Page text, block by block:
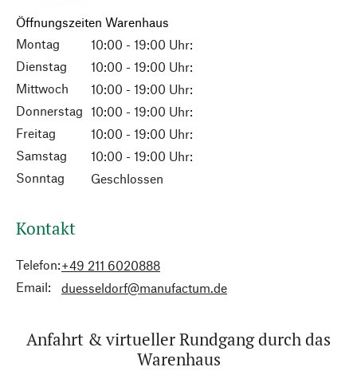
Öffnungszeiten Warenhaus
Montag
10:00 - 19:00 Uhr:
Dienstag
10:00 - 19:00 Uhr:
Mittwoch
10:00 - 19:00 Uhr:
Donnerstag 10:00 - 19:00 Uhr:
Freitag
10:00 - 19:00 Uhr:
Samstag
10:00 - 19:00 Uhr:
Sonntag
Geschlossen
Kontakt
Telefon:+49 211 6020888
Email:
duesseldorf@manufactum.de
Anfahrt & virtueller Rundgang durch das
Warenhaus